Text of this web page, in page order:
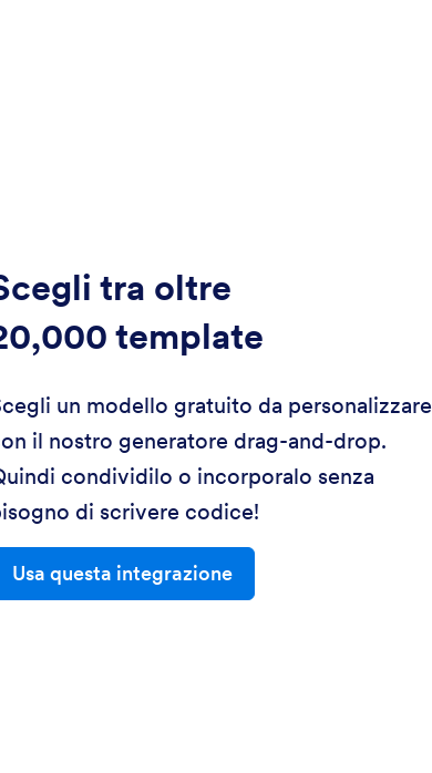
tra oltre
template
un modello gratuito da personalizzare
il nostro generatore drag-and-drop.
condividilo o incorporalo senza
di scrivere codice!
Usa questa integrazione